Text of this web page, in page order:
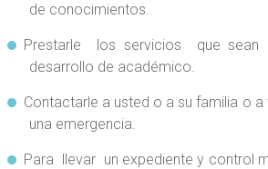
de conocimientos.
Prestarle los servicios que sean
desarrollo de académico.
Contactarle a usted o a su familia o
una emergencia.
Para llevar un expediente y control